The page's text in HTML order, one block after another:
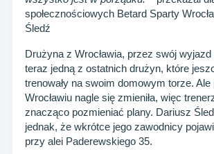
społecznościowych Betard Sparty
Śledź
Drużyna z Wrocławia, przez swój
teraz jedną z ostatnich drużyn, które
trenowały na swoim domowym torze. Ale
Wrocławiu nagle się zmieniła, więc
znacząco pozmieniać plany. Dariusz
jednak, że wkrótce jego zawodnicy
przy alei Paderewskiego 35.